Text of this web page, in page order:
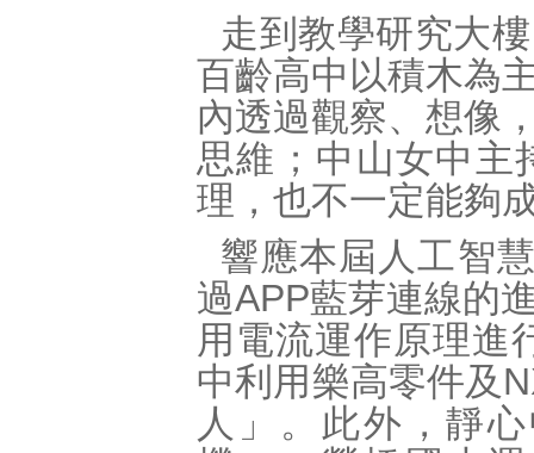
走到教學研究大
百齡高中以積木為
內透過觀察、想像
思維；中山女中主
理，也不一定能夠
響應本屆人工智
過APP藍芽連線的
用電流運作原理進
中利用樂高零件及
人」。此外，靜